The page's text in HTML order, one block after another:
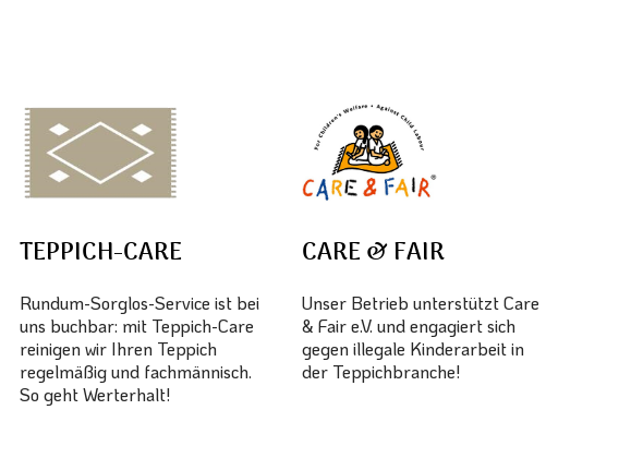
TEPPICH-CARE
Rundum-Sorglos-Service ist bei
uns buchbar: mit Teppich-Care
reinigen wir Ihren Teppich
regelmäßig und fachmännisch.
So geht Werterhalt!
CARE & FAIR
Unser Betrieb unterstützt Care
& Fair e.V. und engagiert sich
gegen illegale Kinderarbeit in
der Teppichbranche!